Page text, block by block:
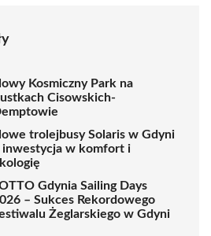
Kosmiczny Park na
Cisowskich-
trolejbusy Solaris w Gdyni
inwestycja w komfort i
Gdynia Sailing Days
– Sukces Rekordowego
Żeglarskiego w Gdyni